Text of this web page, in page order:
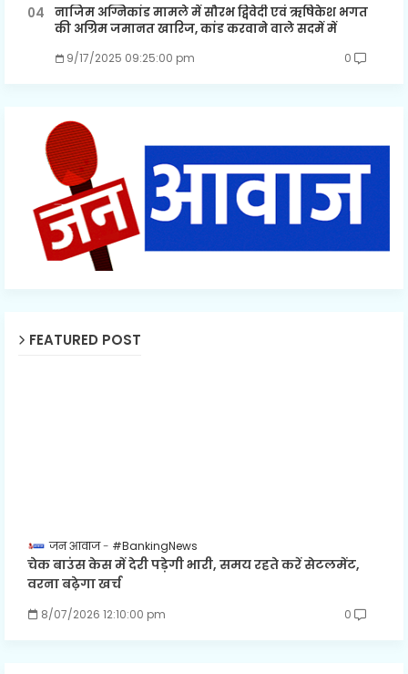
नाजिम अग्निकांड मामले में सौरभ द्विवेदी एवं ऋषिकेश भगत
की अग्रिम जमानत खारिज, कांड करवाने वाले सदमें में
9/17/2025 09:25:00 pm 0
FEATURED POST
जन आवाज #BankingNews
चेक बाउंस केस में देरी पड़ेगी भारी, समय रहते करें सेटलमेंट,
वरना बढ़ेगा खर्च
8/07/2026 12:10:00 pm 0